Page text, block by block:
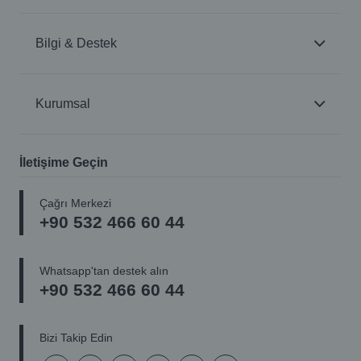
Bilgi & Destek
Kurumsal
İletişime Geçin
Çağrı Merkezi
+90 532 466 60 44
Whatsapp'tan destek alın
+90 532 466 60 44
Bizi Takip Edin